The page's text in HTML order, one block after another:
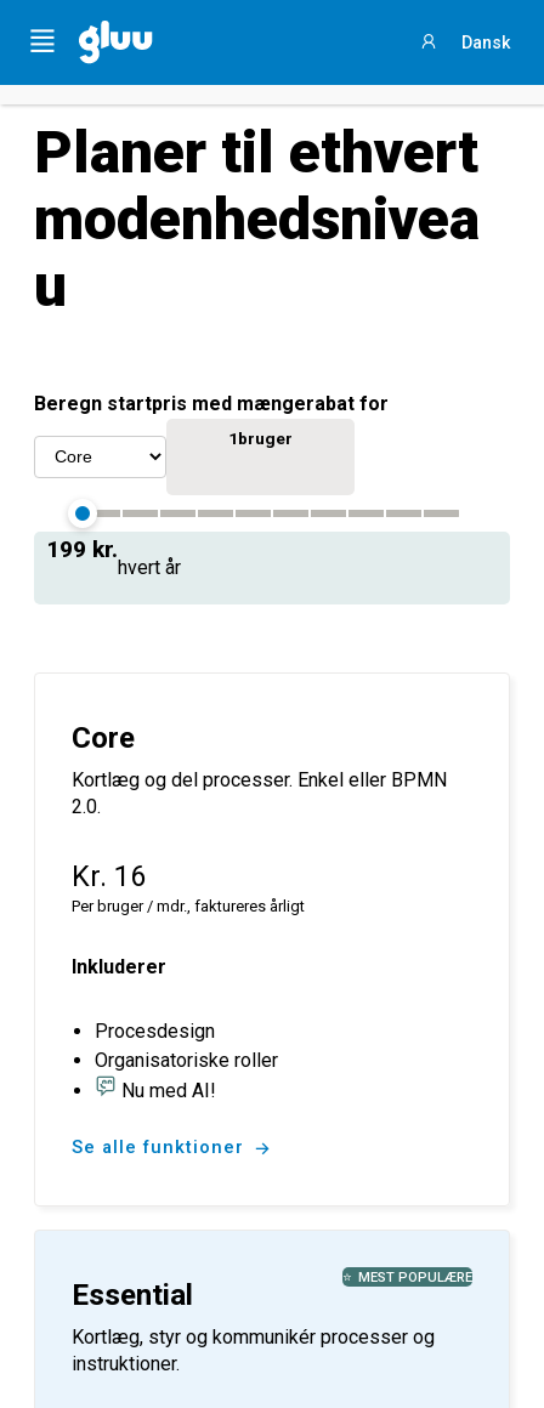
Menu Dansk
Planer til ethvert
modenhedsnivea
u
Beregn startpris med mængerabat for
1bruger
199 kr.
hvert år
Core
Kortlæg og del processer. Enkel eller BPMN
2.0.
Kr. 16
Per bruger / mdr., faktureres årligt
Inkluderer
Procesdesign
Organisatoriske roller
Nu med AI!
Se alle funktioner
Essential
Kortlæg, styr og kommunikér processer og
instruktioner.
MEST POPULÆRE
Sammenlign jeres procesarbejde med andre vedat
svare på et kort spørgeskema